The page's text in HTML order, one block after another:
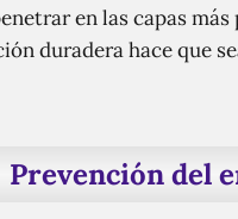
en las capas
duradera hace que
Prevención del